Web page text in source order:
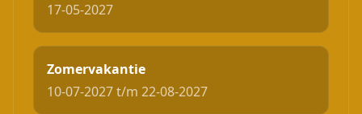
17-05-2027
Zomervakantie
10-07-2027 t/m 22-08-2027